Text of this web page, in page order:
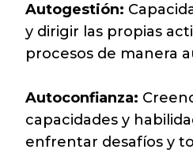
Autogestión:
y dirigir las propias
procesos de manera
Autoconfianza:
capacidades y
enfrentar desafíos y